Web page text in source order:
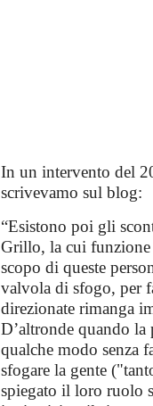
In un intervento del
scrivevamo sul blog:
“Esistono poi gli
Grillo, la cui funzione
scopo di queste
valvola di sfogo, per
direzionate rimanga
D’altronde quando
qualche modo senza
sfogare la gente
spiegato il loro ruolo